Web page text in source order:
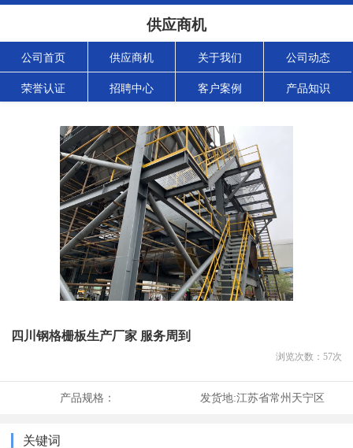
供应商机
公司首页 供应商机 关于我们 公司动态
荣誉认证 招聘中心 客户案例 产品知识
四川钢格栅板生产厂家 服务周到
浏览次数： 57次
产品规格： 发货地:江苏省常州天宁区
关键词